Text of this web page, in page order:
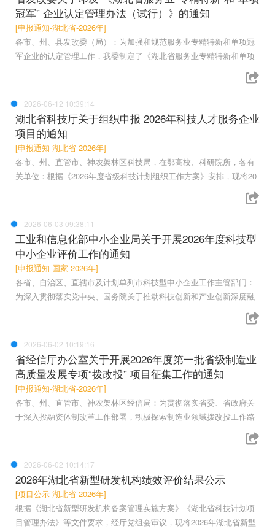
冠军” 企业认定管理办法（试行）》的通知
[申报通知-湖北省-2026年]
各市、州、县发改委（局）：为加强和规范服务业专精特新和单项冠
军企业的认定管理工作，我委制定了《湖北省服务业专精特新和单项
2026-06-12 10:39:14
湖北省科技厅关于组织申报 2026年科技人才服务企业
项目的通知
[申报通知-湖北省-2026年]
各市、州、直管市、神农架林区科技局，在鄂高校、科研院所，各有
关单位：根据《2026年度省级科技计划组织工作方案》安排，现将20
2026-06-03 09:38:11
工业和信息化部中小企业局关于开展2026年度科技型
中小企业评价工作的通知
[申报通知-国家-2026年]
各省、自治区、直辖市及计划单列市科技型中小企业工作主管部门：
为深入贯彻落实党中央、国务院关于推动科技创新和产业创新深度融
2026-06-02 10:19:16
省经信厅办公室关于开展2026年度第一批省级制造业
高质量发展专项“拨改投” 项目征集工作的通知
[申报通知-湖北省-2026年]
各市、州、直管市、神农架林区经信局：为贯彻落实省委、省政府关
于深入投融资体制改革工作部署，积极探索制造业领域拨改投工作路
2026-06-02 10:14:17
2026年湖北省新型研发机构绩效评价结果公示
[项目公示-湖北省-2026年]
根据《湖北省新型研发机构备案管理实施方案》《湖北省科技计划项
目管理办法》等文件要求，经厅党组会审议，现将2026年湖北省新型